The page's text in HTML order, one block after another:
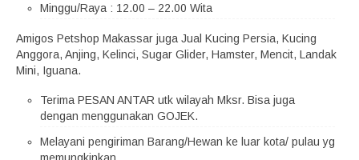
Minggu/Raya : 12.00 – 22.00 Wita
Amigos Petshop Makassar juga Jual Kucing Persia, Kucing
Anggora, Anjing, Kelinci, Sugar Glider, Hamster, Mencit, Landak
Mini, Iguana.
Terima PESAN ANTAR utk wilayah Mksr. Bisa juga
dengan menggunakan GOJEK.
Melayani pengiriman Barang/Hewan ke luar kota/ pulau yg